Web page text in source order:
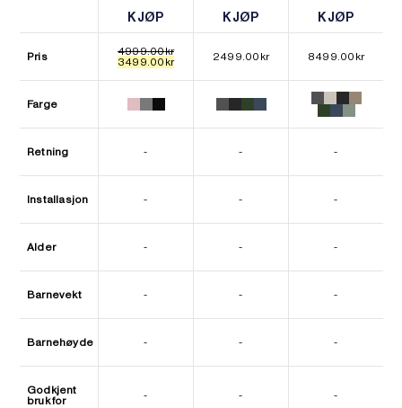
KJØP
KJØP
KJØP
KJØP
KJØP
KJØP
Pris 4999.00kr
Opprinnelig
pris
var:
3499.00 krNåværende
pris
er:
2499.00 kr 8499.00 kr
Farge
Retning - - -
Installasjon - - -
Alder - - -
Barnevekt - - -
Barnehøyde - - -
Godkjent
bruk for
- - -